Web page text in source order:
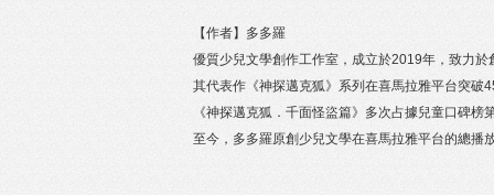
【作者】多多羅
優質少兒文學創作工作室，成立於2019年，致力
其代表作《神探邁克狐》系列在喜馬拉雅平台突破
《神探邁克狐．千面怪盜篇》多次占據兒童口碑
至今，多多羅原創少兒文學在喜馬拉雅平台的總播